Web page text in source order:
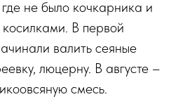
не было кочкарника и
В первой
валить сеяные
люцерну. В августе –
смесь.